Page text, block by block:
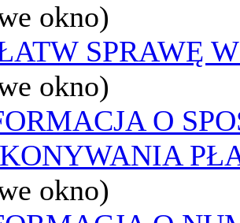
okno)
SPRAWĘ
okno)
O
okno)